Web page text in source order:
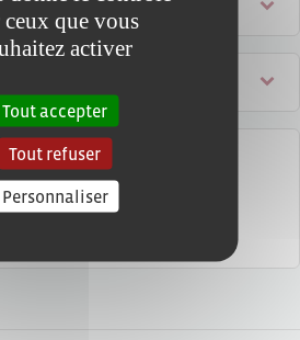
revenus d'activité et de
ceux que vous
activer
Tout accepter
Tout refuser
Personnaliser